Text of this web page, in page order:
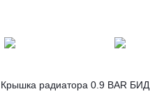
Крышка радиатора 0.9 BAR БИД